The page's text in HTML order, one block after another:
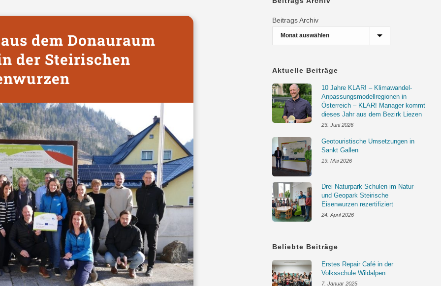
dem Donauraum
der Steirischen
Beitrags Archiv
Aktuelle Beiträge
10 Jahre KLAR! – Klimawandel-
Anpassungsmodellregionen in
Österreich – KLAR! Manager kommt
dieses Jahr aus dem Bezirk Liezen
23. Juni 2026
Geotouristische Umsetzungen in
Sankt Gallen
19. Mai 2026
Drei Naturpark-Schulen im Natur-
und Geopark Steirische
Eisenwurzen rezertifiziert
24. April 2026
Beliebte Beiträge
Erstes Repair Café in der
Volksschule Wildalpen
7. Januar 2025